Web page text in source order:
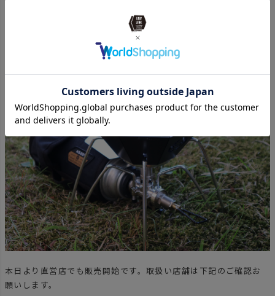
UNBY直営店では本日より販売開始。
本日より直営店でも販売開始です。取扱い店舗は下記のご確認お
願いします。